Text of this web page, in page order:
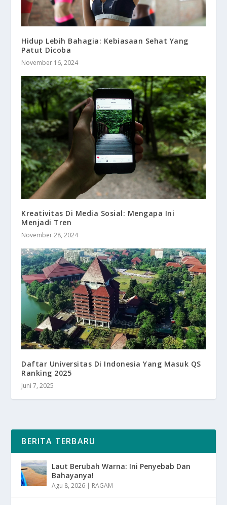
Hidup Lebih Bahagia: Kebiasaan Sehat Yang
Patut Dicoba
November 16, 2024
Kreativitas Di Media Sosial: Mengapa Ini
Menjadi Tren
November 28, 2024
Daftar Universitas Di Indonesia Yang Masuk QS
Ranking 2025
Juni 7, 2025
BERITA TERBARU
Laut Berubah Warna: Ini Penyebab Dan
Bahayanya!
Agu 8, 2026 | RAGAM